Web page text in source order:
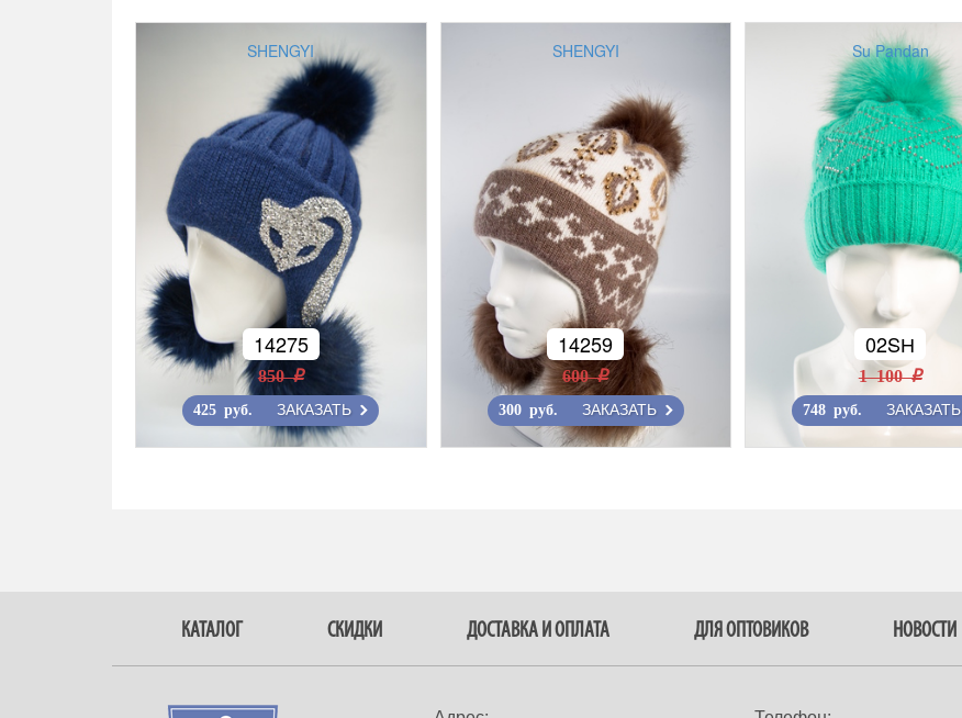
SHENGYI
14275
850 r
425 руб. ЗАКАЗАТЬ
SHENGYI
14259
600 r
300 руб. ЗАКАЗАТЬ
Su Pandan
02SН
1 100 r
748 руб. ЗАКАЗАТЬ
КАТАЛОГ СКИДКИ ДОСТАВКА И ОПЛАТА ДЛЯ ОПТОВИКОВ НОВОСТИ